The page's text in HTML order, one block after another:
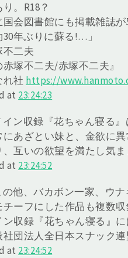
。R18？
国会図書館にも掲載雑誌
30年ぶりに蘇る!…」
二夫
赤塚不二夫/赤塚不二夫』
れ社 https://
at 23:24:23
イン収録『花ちゃん寝る
にあざとい妹と、金欲に
、互いの欲望を満たし気
at 23:24:52
の他、バカボン一家、ウ
チーフにした作品も複数
ン収録『花ちゃん寝る』
社団法人全日本スナック
at 23:24:52